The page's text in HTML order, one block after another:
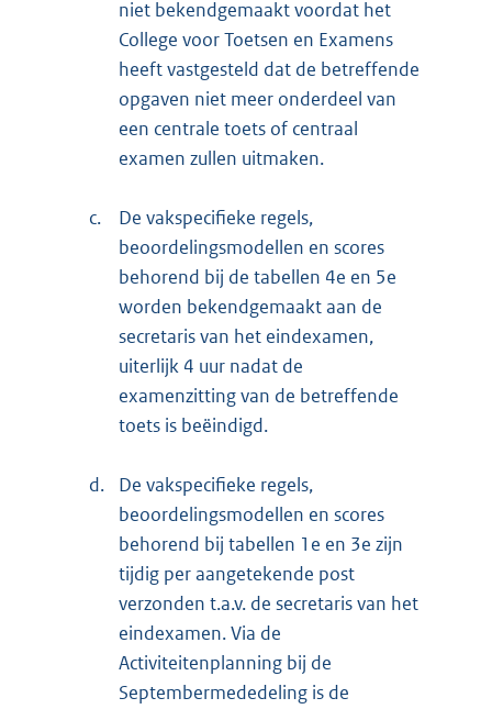
niet bekendgemaakt voordat het
College voor Toetsen en Examens
heeft vastgesteld dat de betreffende
opgaven niet meer onderdeel van
een centrale toets of centraal
examen zullen uitmaken.
c.
De vakspecifieke regels,
beoordelingsmodellen en scores
behorend bij de tabellen 4e en 5e
worden bekendgemaakt aan de
secretaris van het eindexamen,
uiterlijk 4 uur nadat de
examenzitting van de betreffende
toets is beëindigd.
d.
De vakspecifieke regels,
beoordelingsmodellen en scores
behorend bij tabellen 1e en 3e zijn
tijdig per aangetekende post
verzonden t.a.v. de secretaris van het
eindexamen. Via de
Activiteitenplanning bij de
Septembermededeling is de